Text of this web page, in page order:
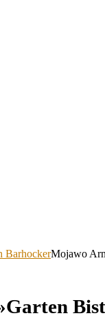
BarhockerMojawo